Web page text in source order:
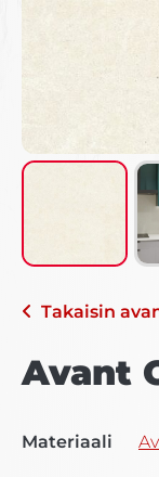
Takaisin
Avant
Materiaali